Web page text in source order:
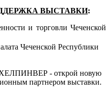
ВЫСТАВКИ:
и торговли Чеченской
Чеченской Республики
- открой новую
партнером выставки.